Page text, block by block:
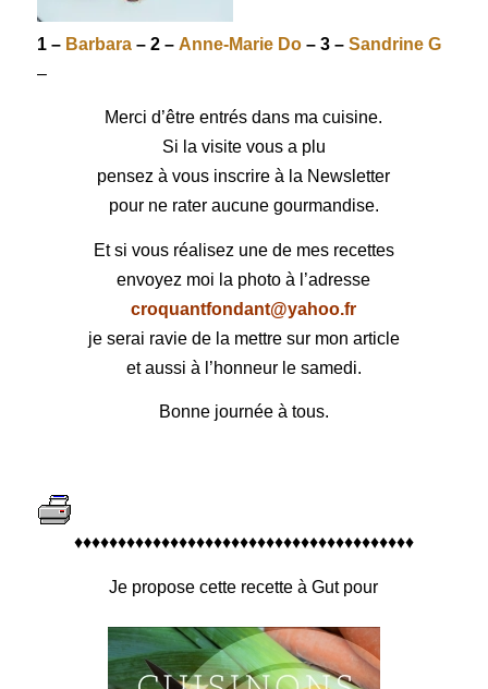
1 – Barbara – 2 – Anne-Marie Do – 3 – Sandrine G
–
Merci d’être entrés dans ma cuisine.
Si la visite vous a plu
pensez à vous inscrire à la Newsletter
pour ne rater aucune gourmandise.
Et si vous réalisez une de mes recettes
envoyez moi la photo à l’adresse
croquantfondant@yahoo.fr
je serai ravie de la mettre sur mon article
et aussi à l’honneur le samedi.
Bonne journée à tous.
♦♦♦♦♦♦♦♦♦♦♦♦♦♦♦♦♦♦♦♦♦♦♦♦♦♦♦♦♦♦♦♦♦♦♦♦♦♦♦
Je propose cette recette à Gut pour